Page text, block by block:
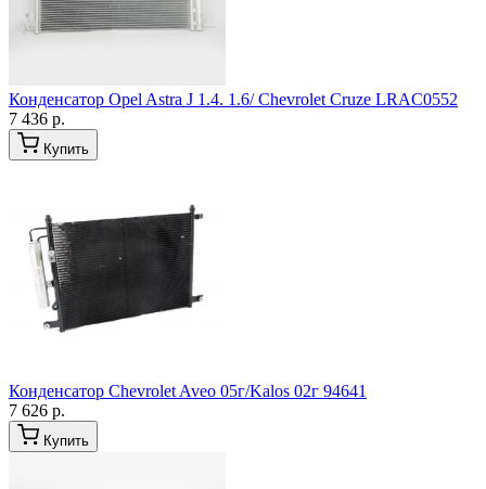
Конденсатор Opel Astra J 1.4. 1.6/ Chevrolet Cruze LRAC0552
7 436 р.
Купить
Конденсатор Chevrolet Aveo 05г/Kalos 02г 94641
7 626 р.
Купить